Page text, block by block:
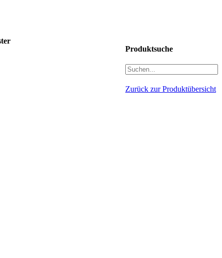
Produktsuche
Zurück zur Produktübersicht